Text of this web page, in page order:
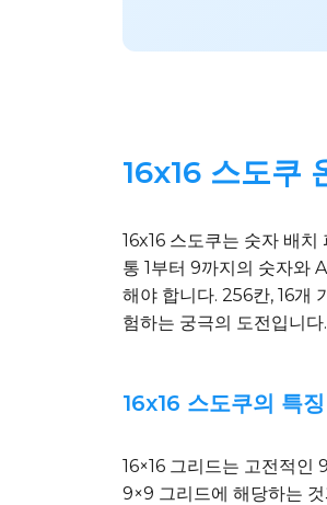
16x16 스도쿠
16x16 스도쿠는 숫자 배
통 1부터 9까지의 숫자와
해야 합니다. 256칸, 16개
험하는 궁극의 도전입니
16x16 스도쿠의 특징
16×16 그리드는 고전적인
9×9 그리드에 해당하는